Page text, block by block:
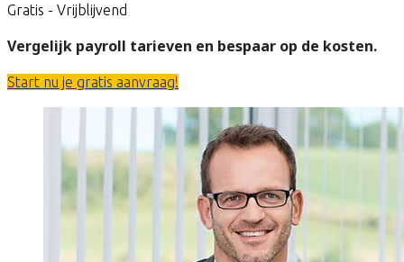
Gratis - Vrijblijvend
Vergelijk payroll tarieven en bespaar op de kosten.
Start nu je gratis aanvraag!